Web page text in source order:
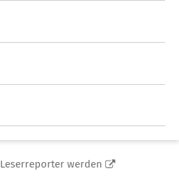
Leserreporter werden